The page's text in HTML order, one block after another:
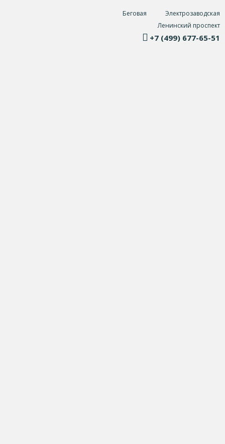
Беговая
Электрозаводская
Ленинский проспект
+7 (499) 677-65-51